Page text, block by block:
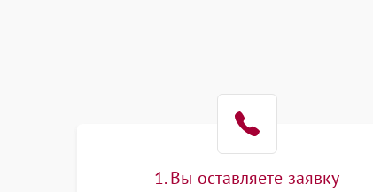
1. Вы оставляете заявку